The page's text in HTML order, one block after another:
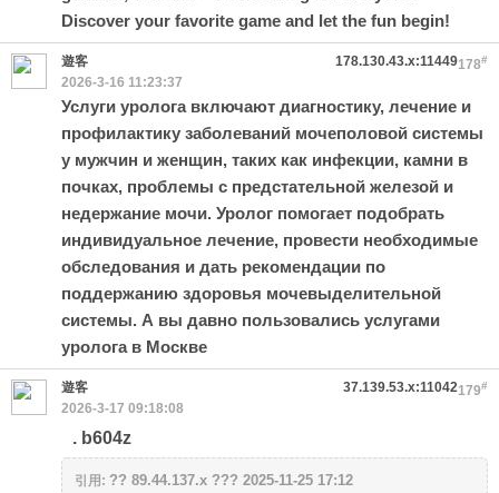
Discover your favorite game and let the fun begin!
178#
遊客
178.130.43.x:11449
2026-3-16 11:23:37
Услуги уролога включают диагностику, лечение и
профилактику заболеваний мочеполовой системы
у мужчин и женщин, таких как инфекции, камни в
почках, проблемы с предстательной железой и
недержание мочи. Уролог помогает подобрать
индивидуальное лечение, провести необходимые
обследования и дать рекомендации по
поддержанию здоровья мочевыделительной
системы. А вы давно пользовались услугами
уролога в Москве
179#
遊客
37.139.53.x:11042
2026-3-17 09:18:08
. b604z
引用: ?? 89.44.137.x ??? 2025-11-25 17:12